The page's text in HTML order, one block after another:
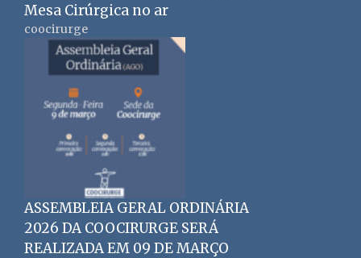
Mesa Cirúrgica no ar
coocirurge
ASSEMBLEIA GERAL ORDINÁRIA
2026 DA COOCIRURGE SERÁ
REALIZADA EM 09 DE MARÇO